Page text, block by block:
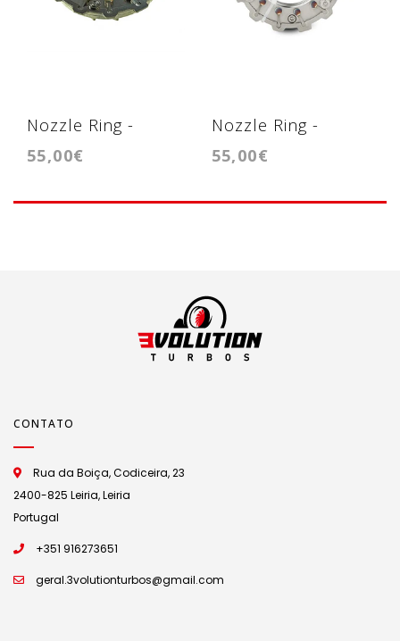
Nozzle Ring -
Geometria -
55,00€
Nozzle Ring -
Geometria -
55,00€
CONTATO
Rua da Boiça, Codiceira, 23
2400-825 Leiria, Leiria
Portugal
+351 916273651
geral.3volutionturbos@gmail.com